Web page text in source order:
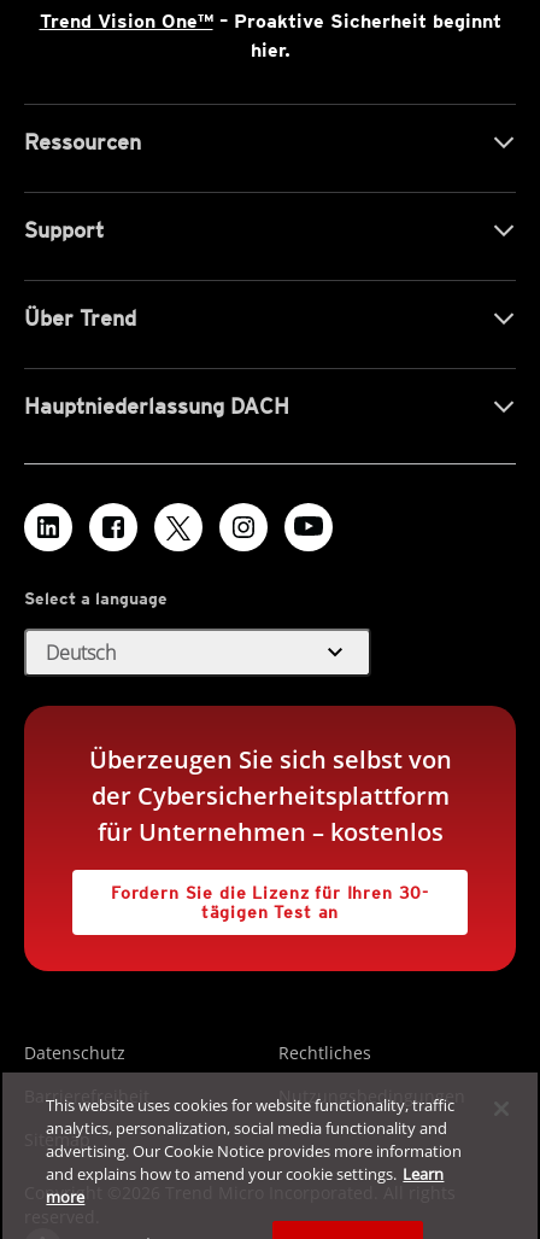
Trend Vision One™– Proaktive Sicherheit beginnt
hier.
Ressourcen
Support
Über Trend
Hauptniederlassung DACH
Select a language
Deutsch expand_more
Überzeugen Sie sich selbst von
der Cybersicherheitsplattform
für Unternehmen – kostenlos
Fordern Sie die Lizenz für Ihren 30-
tägigen Test an
Datenschutz
Rechtliches
Barrierefreiheit
Nutzungsbedingungen
Sitemap
Copyright ©2026 Trend Micro Incorporated. All rights
This website uses cookies for website functionality, traffic
analytics, personalization, social media functionality and
advertising. Our Cookie Notice provides more information
and explains how to amend your cookie settings. Learn
more